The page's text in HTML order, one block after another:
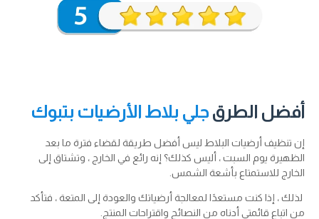
أفضل الطرق جلي بلاط الأرضيات بتبوك
إن تنظيف أرضيات البلاط ليس أفضل طريقة لقضاء فترة ما بعد
الظهيرة يوم السبت ، أليس كذلك؟ إنه رائع في الخارج ، وتشتاق إلى
الخارج للاستمتاع بأشعة الشمس.
لذلك ، إذا كنت مستعدًا لمعالجة أرضياتك والعودة إلى المتعة ، فتأكد
من اتباع قائمتي أدناه من النصائح واقتراحات المنتج.